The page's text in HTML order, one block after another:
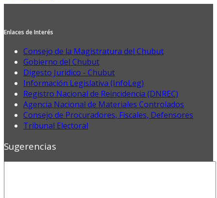
Enlaces de Interés
Consejo de la Magistratura del Chubut
Gobierno del Chubut
Digesto Jurídico - Chubut
Información Legislativa (InfoLeg)
Registro Nacional de Reincidencia (DNREC)
Agencia Nacional de Materiales Controlados
Consejo de Procuradores, Fiscales, Defensores
Tribunal Electoral
Sugerencias